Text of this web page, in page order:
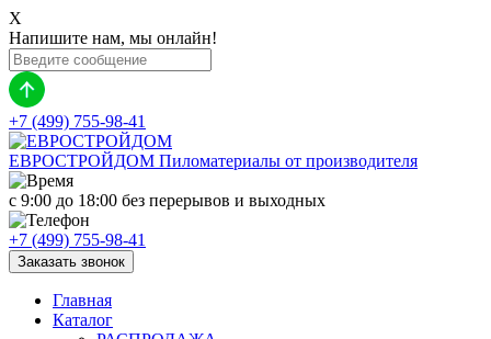
X
Напишите нам, мы онлайн!
+7 (499) 755-98-41
ЕВРОСТРОЙДОМ Пиломатериалы от производителя
с 9:00 до 18:00 без перерывов и выходных
+7 (499) 755-98-41
Заказать звонок
Главная
Каталог